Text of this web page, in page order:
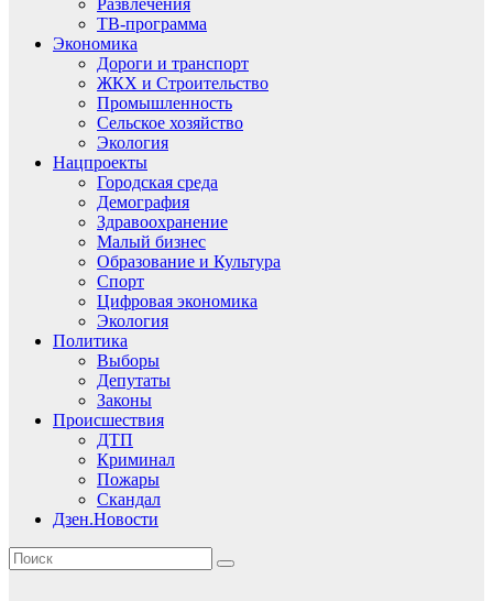
Развлечения
ТВ-программа
Экономика
Дороги и транспорт
ЖКХ и Строительство
Промышленность
Сельское хозяйство
Экология
Нацпроекты
Городская среда
Демография
Здравоохранение
Малый бизнес
Образование и Культура
Спорт
Цифровая экономика
Экология
Политика
Выборы
Депутаты
Законы
Происшествия
ДТП
Криминал
Пожары
Скандал
Дзен.Новости